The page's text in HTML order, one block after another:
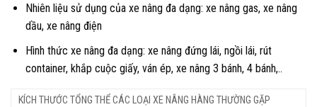
Nhiên liệu sử dụng của xe nâng đa dạng: xe nâng gas, xe nâng
dầu, xe nâng điện
Hình thức xe nâng đa dạng: xe nâng đứng lái, ngồi lái, rút
container, khắp cuộc giấy, ván ép, xe nâng 3 bánh, 4 bánh,..
KÍCH THƯỚC TỔNG THỂ CÁC LOẠI XE NÂNG HÀNG THƯỜNG GẶP